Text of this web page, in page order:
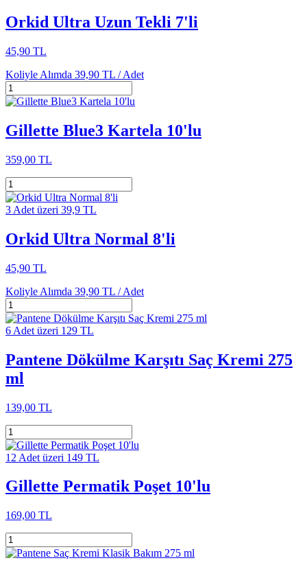
Orkid Ultra Uzun Tekli 7'li
45,90 TL
Koliyle Alımda 39,90 TL /Adet
Gillette Blue3 Kartela 10'lu
359,00 TL
3 Adet üzeri 39,9 TL
Orkid Ultra Normal 8'li
45,90 TL
Koliyle Alımda 39,90 TL /Adet
6 Adet üzeri 129 TL
Pantene Dökülme Karşıtı Saç Kremi 275
ml
139,00 TL
12 Adet üzeri 149 TL
Gillette Permatik Poşet 10'lu
169,00 TL